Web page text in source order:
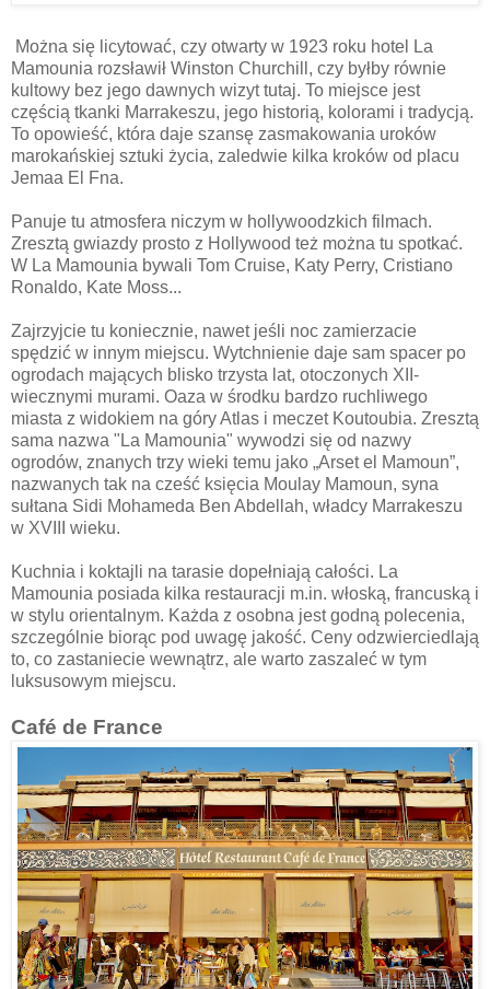
Można się licytować, czy otwarty w 1923 roku hotel La
Mamounia rozsławił Winston Churchill, czy byłby równie
kultowy bez jego dawnych wizyt tutaj. To miejsce jest
częścią tkanki Marrakeszu, jego historią, kolorami i tradycją.
To opowieść, która daje szansę zasmakowania uroków
marokańskiej sztuki życia, zaledwie kilka kroków od placu
Jemaa El Fna.
Panuje tu atmosfera niczym w hollywoodzkich filmach.
Zresztą gwiazdy prosto z Hollywood też można tu spotkać.
W La Mamounia bywali Tom Cruise, Katy Perry, Cristiano
Ronaldo, Kate Moss...
Zajrzyjcie tu koniecznie, nawet jeśli noc zamierzacie
spędzić w innym miejscu. Wytchnienie daje sam spacer po
ogrodach mających blisko trzysta lat, otoczonych XII-
wiecznymi murami. Oaza w środku bardzo ruchliwego
miasta z widokiem na góry Atlas i meczet Koutoubia. Zresztą
sama nazwa "La Mamounia" wywodzi się od nazwy
ogrodów, znanych trzy wieki temu jako „Arset el Mamoun”,
nazwanych tak na cześć księcia Moulay Mamoun, syna
sułtana Sidi Mohameda Ben Abdellah, władcy Marrakeszu
w XVIII wieku.
Kuchnia i koktajli na tarasie dopełniają całości. La
Mamounia posiada kilka restauracji m.in. włoską, francuską i
w stylu orientalnym. Każda z osobna jest godną polecenia,
szczególnie biorąc pod uwagę jakość. Ceny odzwierciedlają
to, co zastaniecie wewnątrz, ale warto zaszaleć w tym
luksusowym miejscu.
Café de France